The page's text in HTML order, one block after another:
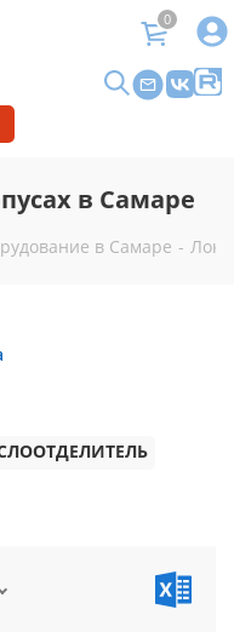
0
в Самаре
в Самаре -